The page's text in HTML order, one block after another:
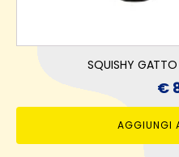
SQUISHY GATTO
€
AGGIUNGI